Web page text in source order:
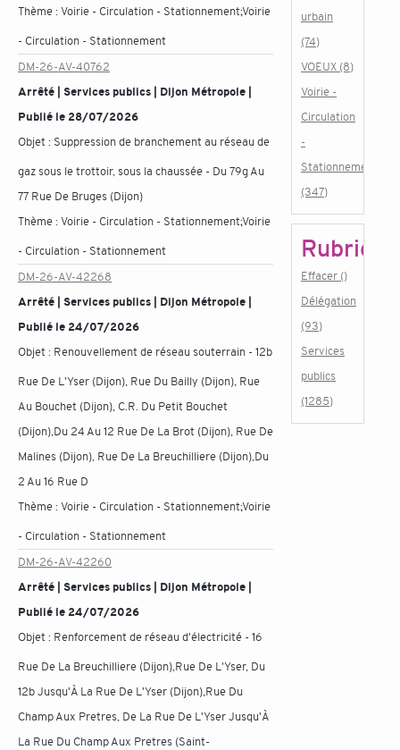
Thème :Voirie - Circulation - Stationnement;Voirie
- Circulation - Stationnement
DM-26-AV-40762
Arrêté | Services publics | Dijon Métropole |
Publié le 28/07/2026
Objet : Suppression de branchement au réseau de
gaz sous le trottoir, sous la chaussée - Du 79g Au
77 Rue De Bruges (Dijon)
Thème :Voirie - Circulation - Stationnement;Voirie
- Circulation - Stationnement
DM-26-AV-42268
Arrêté | Services publics | Dijon Métropole |
Publié le 24/07/2026
Objet : Renouvellement de réseau souterrain - 12b
Rue De L'Yser (Dijon), Rue Du Bailly (Dijon), Rue
Au Bouchet (Dijon), C.R. Du Petit Bouchet
(Dijon),Du 24 Au 12 Rue De La Brot (Dijon), Rue De
Malines (Dijon), Rue De La Breuchilliere (Dijon),Du
2 Au 16 Rue D
Thème :Voirie - Circulation - Stationnement;Voirie
- Circulation - Stationnement
DM-26-AV-42260
Arrêté | Services publics | Dijon Métropole |
Publié le 24/07/2026
Objet : Renforcement de réseau d'électricité - 16
Rue De La Breuchilliere (Dijon),Rue De L'Yser, Du
12b Jusqu'À La Rue De L'Yser (Dijon),Rue Du
Champ Aux Pretres, De La Rue De L'Yser Jusqu'À
La Rue Du Champ Aux Pretres (Saint-
urbain
(74)
VOEUX (8)
Voirie -
Circulation
-
Stationnement
(347)
Rubrique
Effacer ()
Délégation
(93)
Services
publics
(1285)